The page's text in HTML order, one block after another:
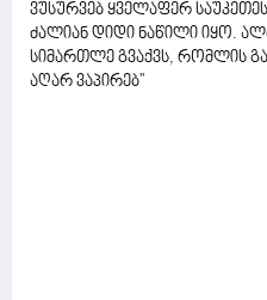
ვუსურვებ ყველაფერ
ძალიან დიდი ნაწილი იყო.
სიმართლე გვაქვს, რომლის
აღარ ვაპირებ''